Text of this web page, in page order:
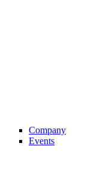
Company
Events